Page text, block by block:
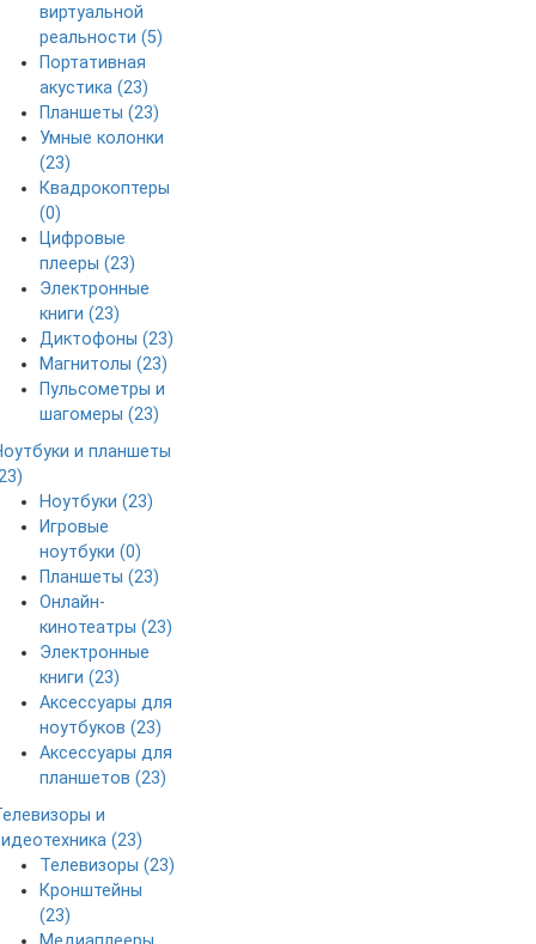
виртуальной
реальности (5)
Портативная
акустика (23)
Планшеты (23)
Умные колонки
(23)
Квадрокоптеры
(0)
Цифровые
плееры (23)
Электронные
книги (23)
Диктофоны (23)
Магнитолы (23)
Пульсометры и
шагомеры (23)
и планшеты
Ноутбуки (23)
Игровые
ноутбуки (0)
Планшеты (23)
Онлайн-
кинотеатры (23)
Электронные
книги (23)
Аксессуары для
ноутбуков (23)
Аксессуары для
планшетов (23)
и
(23)
Телевизоры (23)
Кронштейны
(23)